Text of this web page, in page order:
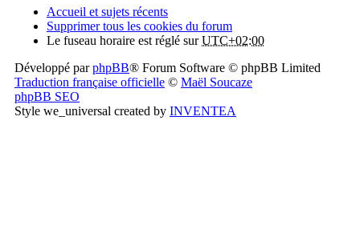
Accueil et sujets récents
Supprimer tous les cookies du forum
Le fuseau horaire est réglé surUTC+02:00
Développé parphpBB® Forum Software © phpBB Limited
Traduction française officielle © Maël Soucaze
phpBB SEO
Style we_universal created by INVENTEA